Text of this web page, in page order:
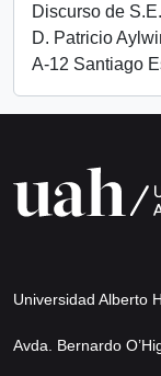
Discurso de
D. Patricio
A-12 Santiago
Universidad Alberto
Avda. Bernardo